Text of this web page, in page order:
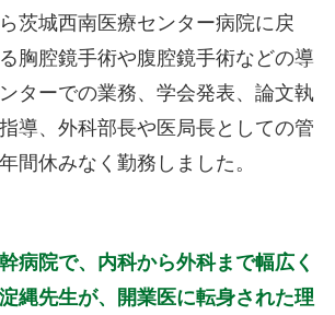
茨城西南医療センター病院に戻
胸腔鏡手術や腹腔鏡手術などの導
ターでの業務、学会発表、論文執
導、外科部長や医局長としての管
間休みなく勤務しました。
病院で、内科から外科まで幅広く
縄先生が、開業医に転身された理